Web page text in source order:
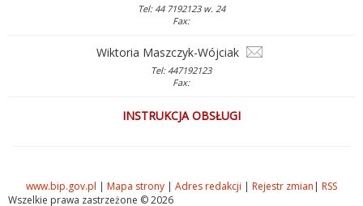
Tel: 44 7192123 w. 24
Fax:
Wiktoria Maszczyk-Wójciak
Tel: 447192123
Fax:
INSTRUKCJA OBSŁUGI
www.bip.gov.pl | Mapa strony | Adres redakcji | Rejestr zmian | RSS
Wszelkie prawa zastrzeżone © 2026